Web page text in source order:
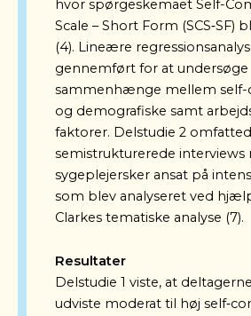
hvor spørgeskemaet Self-
Scale – Short Form (SCS‑SF)
(4). Lineære
gennemført for at undersøge
sammenhænge mellem self-
og demografiske samt
faktorer. Delstudie 2
semistrukturerede interviews
sygeplejersker ansat på
som blev analyseret ved
Clarkes tematiske analyse (7).
Resultater
Delstudie 1 viste, at
udviste moderat til høj